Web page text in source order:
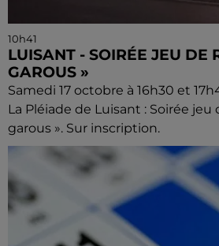
10h41
LUISANT - SOIRÉE JEU DE
GAROUS »
Samedi 17 octobre à 16h30 et
La Pléiade de Luisant : Soirée jeu
garous ». Sur inscription.